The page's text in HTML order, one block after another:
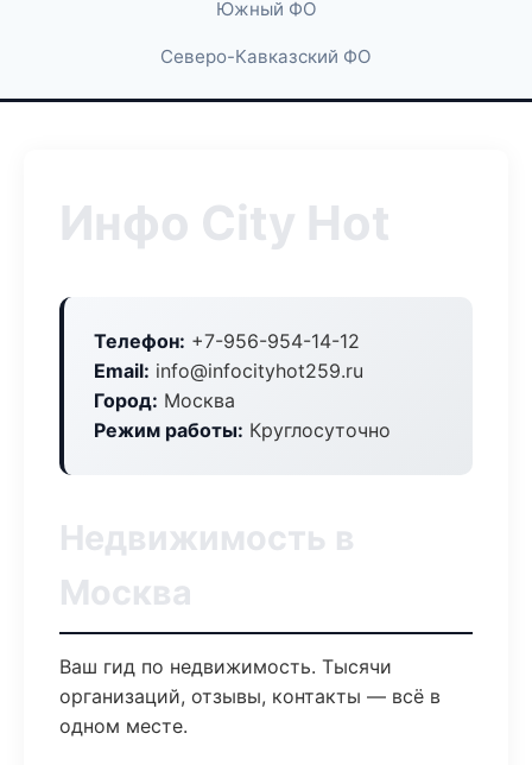
Южный ФО
Северо-Кавказский ФО
Инфо City Hot
Телефон: +7-956-954-14-12
Email: info@infocityhot259.ru
Город: Москва
Режим работы: Круглосуточно
Недвижимость в
Москва
Ваш гид по недвижимость. Тысячи
организаций, отзывы, контакты — всё в
одном месте.